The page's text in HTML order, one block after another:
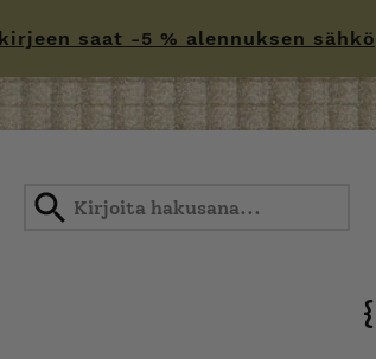
saat -5 % alennuksen
{